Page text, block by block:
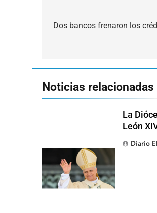
de
Dos bancos frenaron los
Noticias relacionadas
La
León
Diario